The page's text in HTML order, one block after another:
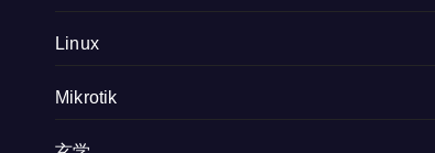
Linux
Mikrotik